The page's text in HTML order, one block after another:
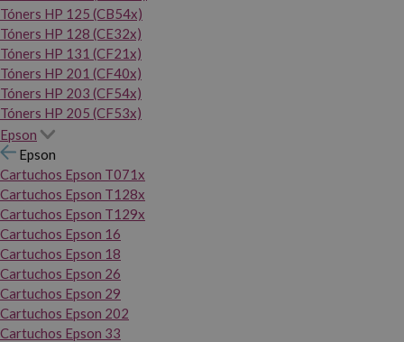
Tóners HP 125 (CB54x)
Tóners HP 128 (CE32x)
Tóners HP 131 (CF21x)
Tóners HP 201 (CF40x)
Tóners HP 203 (CF54x)
Tóners HP 205 (CF53x)
Epson
Epson
Cartuchos Epson T071x
Cartuchos Epson T128x
Cartuchos Epson T129x
Cartuchos Epson 16
Cartuchos Epson 18
Cartuchos Epson 26
Cartuchos Epson 29
Cartuchos Epson 202
Cartuchos Epson 33